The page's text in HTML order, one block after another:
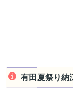
有田夏祭り納